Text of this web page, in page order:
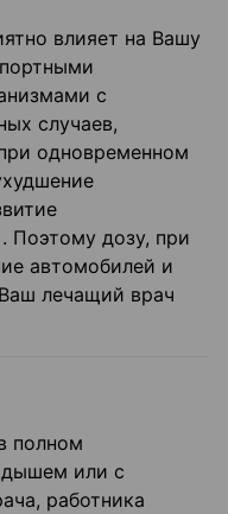
влияет на Вашу
с
случаев,
одновременном
Поэтому дозу, при
автомобилей и
лечащий врач
полном
или с
работника